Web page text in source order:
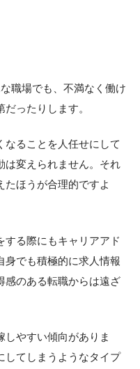
職場でも、不満なく働け
ったりします。
なることを人任せにして
は変えられません。それ
たほうが合理的ですよ
する際にもキャリアアド
身でも積極的に求人情報
感のある転職からは遠ざ
しやすい傾向がありま
してしまうようなタイプ